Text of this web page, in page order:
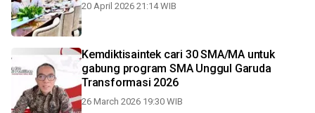
20 April 2026 21:14 WIB
Kemdiktisaintek cari 30 SMA/MA untuk
gabung program SMA Unggul Garuda
Transformasi 2026
26 March 2026 19:30 WIB